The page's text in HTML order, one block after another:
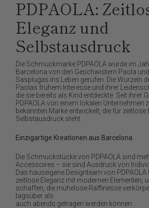
PDPAOLA:
Eleganz und
Selbstausdruck
Die Schmuckmarke PDPAOLA wurde im
Barcelona von den Geschwistern Paola
Sasplugas ins Leben gerufen. Die Wurzeln
Paolas frühem Interesse und ihrer
die sie bereits als Kind entdeckte. Seit ihrer
PDPAOLA von einem lokalen Unternehmen
bekannten Marke entwickelt, die für zeitlose
Selbstausdruck steht.
Einzigartige Kreationen aus Barcelona
Die Schmuckstücke von PDPAOLA sind
Accessoires – sie sind Ausdruck von
Das hauseigene Designteam von
zeitlose Eleganz mit modernen Elementen,
schaffen, die mühelose Raffinesse
tagsüber als
auch abends getragen werden können.